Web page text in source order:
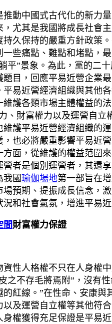
動中國式古代化的新力
尤其是我國將成長社會主
久保持的嚴重方針政策
一些痛點、難點和堵點，
”景象。為此，黨的二
目，回應平易近營企業
易近營經濟組織與其他
護各類市場主體權益的
、財富權力以及運營自
護平易近營經濟組織
也必將嚴重影響平易
面，從維護的權益范圍
者是個別運營者，其還
我國瑜伽場地第一部旨在
預期、提振成長信念，
和社會氣氛，增進平易
間財富權力保證
性人格權不只在人身權
之不存毛將焉附”，沒有
紅線。”在性命、安康
及運營自立權等其他符
權獲得充足保證是平易